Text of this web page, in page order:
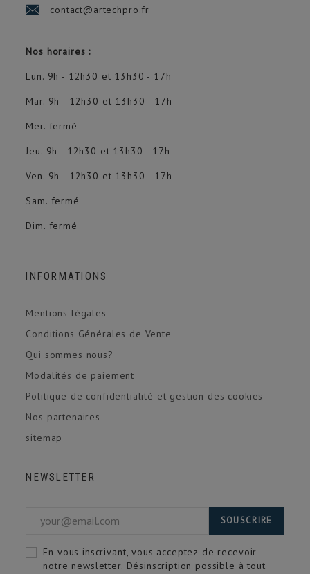
contact@artechpro.fr
Nos horaires :
Lun. 9h - 12h30 et 13h30 - 17h
Mar. 9h - 12h30 et 13h30 - 17h
Mer. fermé
Jeu. 9h - 12h30 et 13h30 - 17h
Ven. 9h - 12h30 et 13h30 - 17h
Sam. fermé
Dim. fermé
INFORMATIONS
Mentions légales
Conditions Générales de Vente
Qui sommes nous?
Modalités de paiement
Politique de confidentialité et gestion des cookies
Nos partenaires
sitemap
NEWSLETTER
SOUSCRIRE
En vous inscrivant, vous acceptez de recevoir
notre newsletter. Désinscription possible à tout